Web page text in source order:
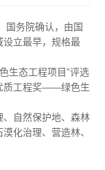
国务院确认，由国
设立最早，规格最
生态工程项目”评选
质工程奖——绿色生
自然保护地、森林
化治理、营造林、